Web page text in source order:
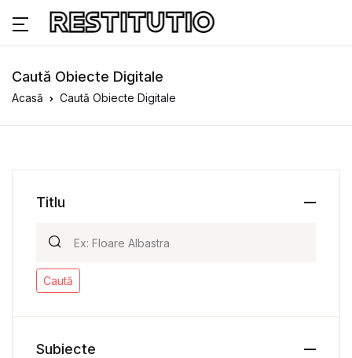
Caută Obiecte Digitale
Acasă Caută Obiecte Digitale
Titlu
Caută
Subiecte